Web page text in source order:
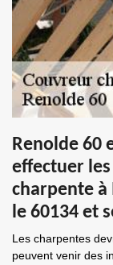
Renolde 60
effectuer
charpente à
le 60134 et
Les charpentes
peuvent venir des